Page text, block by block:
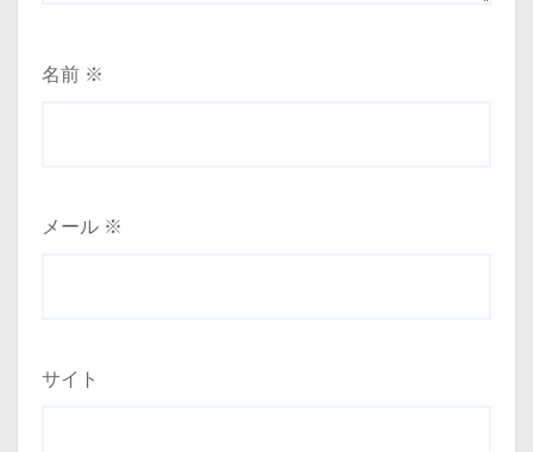
名前 ※
メール ※
サイト